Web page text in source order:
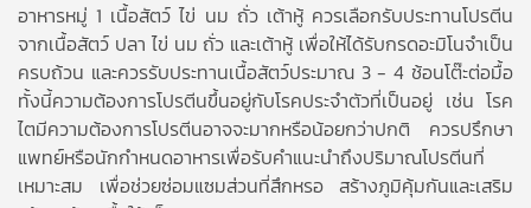
อาหารหมู่ 1 เนื้อสัตว์ ไข่ นม ถั่ว เต้าหู้ ควรเลือกรับประทานโปรตีน
จากเนื้อสัตว์ ปลา ไข่ นม ถั่ว และเต้าหู้ เพื่อให้ได้รับกรดอะมิโนจำเป็น
ครบถ้วน และควรรับประทานเนื้อสัตว์ประมาณ 3 - 4 ช้อนโต๊ะต่อมื้อ
ทั้งนี้ความต้องการโปรตีนขึ้นอยู่กับโรคประจำตัวที่เป็นอยู่ เช่น โรค
ไตมีความต้องการโปรตีนอาจจะมากหรือน้อยกว่าปกติ ควรปรึกษา
แพทย์หรือนักกำหนดอาหารเพื่อรับคำแนะนำถึงปริมาณโปรตีนที่
เหมาะสม เพื่อช่วยซ่อมแซมส่วนที่สึกหรอ สร้างภูมิคุ้มกันและเสริม